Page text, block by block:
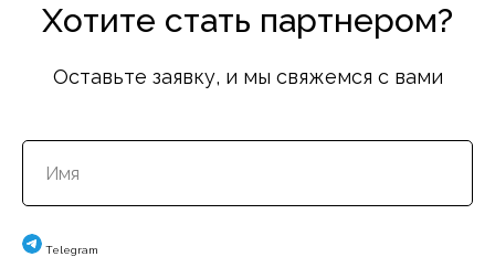
Хотите стать партнером?
Оставьте заявку, и мы свяжемся с вами
Telegram